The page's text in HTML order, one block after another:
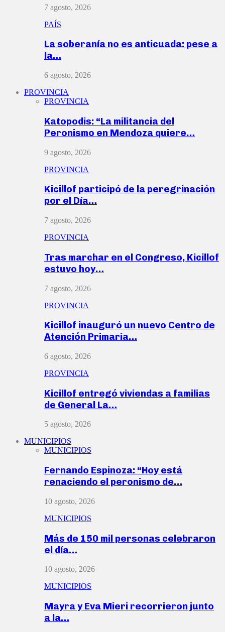
7 agosto, 2026
PAÍS
La soberanía no es anticuada: pese a
la…
6 agosto, 2026
PROVINCIA
PROVINCIA
Katopodis: “La militancia del
Peronismo en Mendoza quiere…
9 agosto, 2026
PROVINCIA
Kicillof participó de la peregrinación
por el Día…
7 agosto, 2026
PROVINCIA
Tras marchar en el Congreso, Kicillof
estuvo hoy…
7 agosto, 2026
PROVINCIA
Kicillof inauguró un nuevo Centro de
Atención Primaria…
6 agosto, 2026
PROVINCIA
Kicillof entregó viviendas a familias
de General La…
5 agosto, 2026
MUNICIPIOS
MUNICIPIOS
Fernando Espinoza: “Hoy está
renaciendo el peronismo de…
10 agosto, 2026
MUNICIPIOS
Más de 150 mil personas celebraron
el día…
10 agosto, 2026
MUNICIPIOS
Mayra y Eva Mieri recorrieron junto
a la…